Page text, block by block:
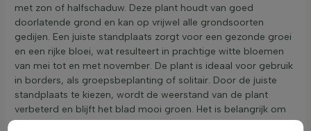
met zon of halfschaduw. Deze plant houdt van goed
doorlatende grond en kan op vrijwel alle grondsoorten
gedijen. Een juiste standplaats zorgt voor een gezonde groei
en een rijke bloei, wat resulteert in prachtige witte bloemen
van mei tot en met november. De plant is ideaal voor gebruik
in borders, als groepsbeplanting of solitair. Door de juiste
standplaats te kiezen, wordt de weerstand van de plant
verbeterd en blijft het blad mooi groen. Het is belangrijk om
te zorgen voor een goede waterafvoer, zodat de wortels niet